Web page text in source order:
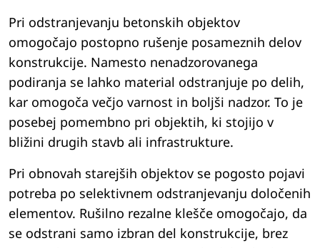
Pri odstranjevanju betonskih objektov
omogočajo postopno rušenje posameznih delov
konstrukcije. Namesto nenadzorovanega
podiranja se lahko material odstranjuje po delih,
kar omogoča večjo varnost in boljši nadzor. To je
posebej pomembno pri objektih, ki stojijo v
bližini drugih stavb ali infrastrukture.
Pri obnovah starejših objektov se pogosto pojavi
potreba po selektivnem odstranjevanju določenih
elementov. Rušilno rezalne klešče omogočajo, da
se odstrani samo izbran del konstrukcije, brez